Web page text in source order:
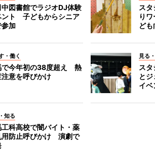
図書館でラジオDJ体験
ント 子どもからシニア
参加
ス
り
ども
・働く
で今年初の38度超え 熱
意を呼びかけ
見る
ス
と
イベ
知る
科高校で闇バイト・薬
用防止呼びかけ 演劇で